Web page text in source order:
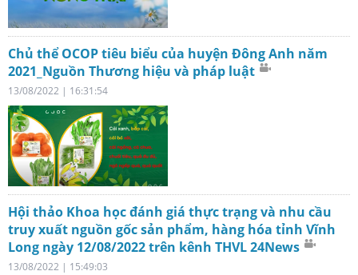
Chủ thể OCOP tiêu biểu của huyện Đông Anh năm
2021_Nguồn Thương hiệu và pháp luật
13/08/2022 | 16:31:54
Hội thảo Khoa học đánh giá thực trạng và nhu cầu
truy xuất nguồn gốc sản phẩm, hàng hóa tỉnh Vĩnh
Long ngày 12/08/2022 trên kênh THVL 24News
13/08/2022 | 15:49:03